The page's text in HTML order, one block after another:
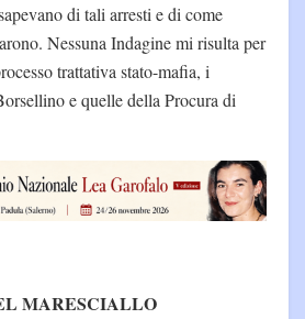
di tali arresti e di come
Nessuna Indagine mi risulta per
trattativa stato-mafia, i
e quelle della Procura di
MARESCIALLO